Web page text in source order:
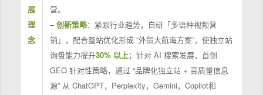
展
理
念
营。
–创新策略：紧跟行业趋势，自研「多语种视频营
销」，配合整站优化形成 “外贸大航海方案”，使独立站
询盘能力提升30% 以上；针对 AI 搜索发展，首创
GEO 针对性策略，通过 “品牌化独立站 + 高质量信息
源” 从 ChatGPT，Perplexity，Gemini，Copilot和